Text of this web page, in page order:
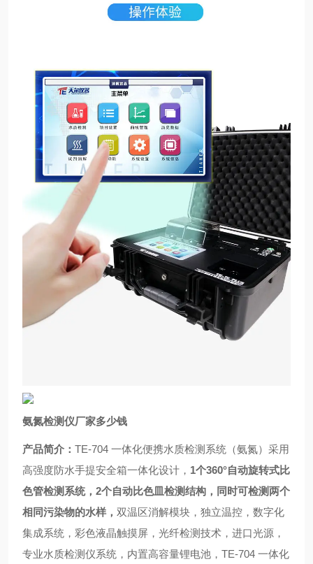
氨氮检测仪厂家多少钱
产品简介： TE-704 一体化便携水质检测系统（氨氮）采用
高强度防水手提安全箱一体化设计， 1个360°自动旋转式比
色管检测系统，2个自动比色皿检测结构 ， 同时可检测两个
相同污染物的水样 ， 双温区消解模块，独立温控，数字化
集成系统，彩色液晶触摸屏，光纤检测技术，进口光源，
专业水质检测仪系统，内置高容量锂电池， TE-704 一体化